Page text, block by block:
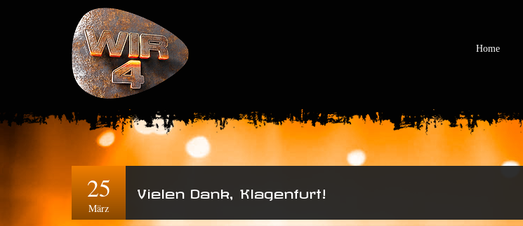
Home
25
März
Vielen Dank, Klagenfurt!